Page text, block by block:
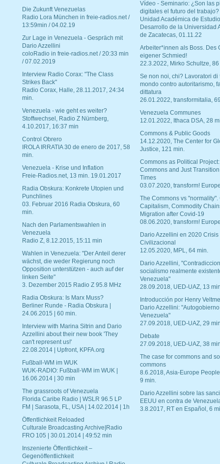
Die Zukunft Venezuelas
Radio Lora München in freie-radios.net /
13:59min / 04.02.19
Zur Lage in Venezuela - Gespräch mit
Dario Azzellini
coloRadio in freie-radios.net / 20:33 min
/ 07.02.2019
Interview Radio Corax: "The Class
Strikes Back"
Radio Corax, Halle, 28.11.2017, 24:34
min.
Venezuela - wie geht es weiter?
Stoffwechsel, Radio Z Nürnberg,
4.10.2017, 16:37 min
Control Obrero
IROLA IRRATIA 30 de enero de 2017, 58
min.
Venezuela - Krise und Inflation
Freie-Radios.net, 13 min. 19.01.2017
Radia Obskura: Konkrete Utopien und
Punchlines
03. Februar 2016 Radia Obskura, 60
min.
Nach den Parlamentswahlen in
Venezuela
Radio Z, 8.12.2015, 15:11 min
Wahlen in Venezuela: "Der Anteil derer
wächst, die weder Regierung noch
Opposition unterstützen - auch auf der
linken Seite"
3. Dezember 2015 Radio Z 95.8 MHz
Radia Obskura: Is Marx Muss?
Berliner Runde - Radia Obskura |
24.06.2015 | 60 min.
Interview with Marina Sitrin and Dario
Azzellini about their new book 'They
can't represent us!'
22.08.2014 | Upfront, KPFA.org
Fußball-WM im WUK
WUK-RADIO: Fußball-WM im WUK |
16.06.2014 | 30 min
The grassroots of Venezuela
Florida Caribe Radio | WSLR 96.5 LP
FM | Sarasota, FL, USA | 14.02.2014 | 1h
Öffentlichkeit Reloaded
Culturale Broadcasting Archive|Radio
FRO 105 | 30.01.2014 | 49:52 min
Inszenierte Öffentlichkeit –
Gegenöffentlichkeit
Vídeo - Seminario: ¿Son las
digitales el futuro del trabajo?
Unidad Académica de
Desarrollo de la Universidad
de Zacatecas, 01.11.22
Arbeiter*innen als Boss. Des
eigener Schmied!
22.3.2022, Mirko Schultze, 86
Se non noi, chi? Lavoratori di
mondo contro autoritarismo,
dittatura
26.01.2022, transformitalia,
Venezuela Communes
12.01.2022, Ithaca DSA, 28
Commons & Public Goods
14.12.2020, The Center for
Justice, 121 min.
Commons as Political Project:
Commons and Just
Times
03.07.2020, transform!
The Commons vs "normality".
Capitalism, Commodity
Migration after Covid-19
08.06.2020, transform!
Dario Azzellini en 2020 Crisis
Civilizacional
12.05.2020, MPL, 64 min.
Dario Azzellini,
socialismo realmente
Venezuela"
28.09.2018, UED-UAZ, 13
Introducción por Henry
Dario Azzellini:
Venezuela"
27.09.2018, UED-UAZ, 29
Debate
27.09.2018, UED-UAZ, 38
The case for commons and
commons
8.6.2018, Asia-Europe
9 min.
Dario Azzellini sobre las
EEUU en contra de
3.8.2017, RT en Español, 6